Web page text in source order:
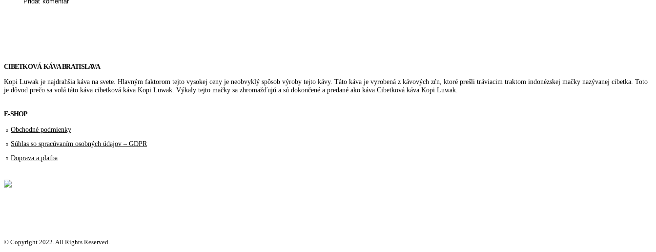
CIBETKOVÁ KÁVA BRATISLAVA
Kopi Luwak je najdrahšia káva na svete. Hlavným faktorom tejto vysokej ceny je neobvyklý spôsob výroby tejto kávy. Táto káva je vyrobená z kávových zŕn, ktoré prešli tráviacim traktom indonézskej mačky nazývanej cibetka. Toto
je dôvod prečo sa volá táto káva cibetková káva Kopi Luwak. Výkaly tejto mačky sa zhromažďujú a sú dokončené a predané ako káva Cibetková káva Kopi Luwak.
E-SHOP
Obchodné podmienky
Súhlas so spracúvaním osobných údajov – GDPR
Doprava a platba
© Copyright 2022. All Rights Reserved.